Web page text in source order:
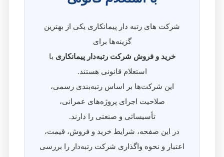
شرکت‌ های رتبه‌ دار پیمانکاری یکی از بهترین
گزینه‌ها برای
خرید و فروش شرکت رتبه‌دار پیمانکاری با
استعلام قانونی هستند.
این شرکت‌ها بر اساس رتبه‌بندی رسمی،
صلاحیت اجرای پروژه‌های عمرانی،
تأسیساتی و صنعتی را دارند.
در این صفحه، شرایط خرید و فروش، قیمت،
اعتبار و نحوه واگذاری شرکت رتبه‌دار را بررسی